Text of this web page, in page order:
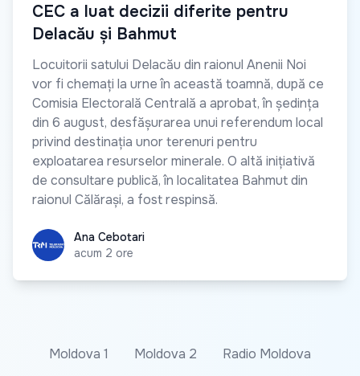
CEC a luat decizii diferite pentru
Delacău și Bahmut
Locuitorii satului Delacău din raionul Anenii Noi
vor fi chemați la urne în această toamnă, după ce
Comisia Electorală Centrală a aprobat, în ședința
din 6 august, desfășurarea unui referendum local
privind destinația unor terenuri pentru
exploatarea resurselor minerale. O altă inițiativă
de consultare publică, în localitatea Bahmut din
raionul Călărași, a fost respinsă.
Ana CebotariAna Cebotari
acum 2 ore
Moldova 1 Moldova 2
Radio Moldova